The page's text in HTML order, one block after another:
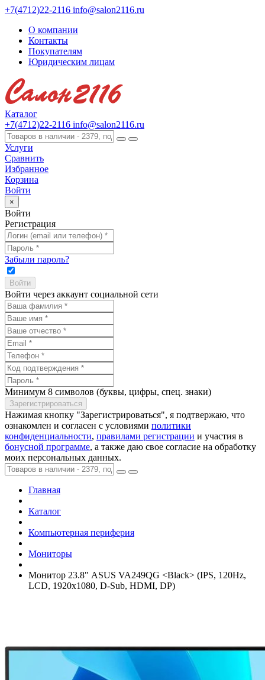
+7(4712)22-2116 info@salon2116.ru
О компании
Контакты
Покупателям
Юридическим лицам
Каталог
+7(4712)22-2116 info@salon2116.ru
Услуги
Сравнить
Избранное
Корзина
Войти
×
Войти
Регистрация
Забыли пароль?
Войти через аккаунт социальной сети
Минимум 8 символов (буквы, цифры, спец. знаки)
Нажимая кнопку "Зарегистрироваться", я подтвержаю, что
ознакомлен и согласен с условиями политики
конфиденциальности, правилами регистрации и участия в
бонусной программе, а также даю свое согласие на обработку
моих персональных данных.
Главная
Каталог
Компьютерная периферия
Мониторы
Монитор 23.8" ASUS VA249QG <Black> (IPS, 120Hz,
LCD, 1920x1080, D-Sub, HDMI, DP)